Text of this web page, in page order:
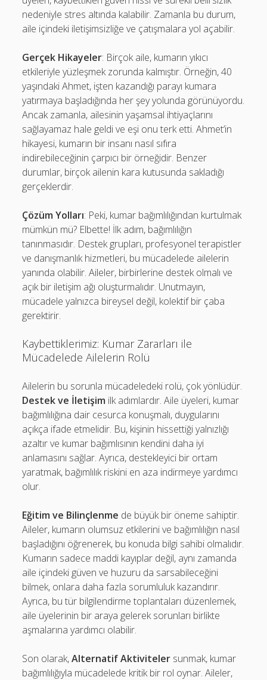
nedeniyle stres altında kalabilir. Zamanla bu durum,
aile içindeki iletişimsizliğe ve çatışmalara yol açabilir.
Gerçek Hikayeler: Birçok aile, kumarın yıkıcı
etkileriyle yüzleşmek zorunda kalmıştır. Örneğin, 40
yaşındaki Ahmet, işten kazandığı parayı kumara
yatırmaya başladığında her şey yolunda görünüyordu.
Ancak zamanla, ailesinin yaşamsal ihtiyaçlarını
sağlayamaz hale geldi ve eşi onu terk etti. Ahmet’in
hikayesi, kumarın bir insanı nasıl sıfıra
indirebileceğinin çarpıcı bir örneğidir. Benzer
durumlar, birçok ailenin kara kutusunda sakladığı
gerçeklerdir.
Çözüm Yolları: Peki, kumar bağımlılığından kurtulmak
mümkün mü? Elbette! İlk adım, bağımlılığın
tanınmasıdır. Destek grupları, profesyonel terapistler
ve danışmanlık hizmetleri, bu mücadelede ailelerin
yanında olabilir. Aileler, birbirlerine destek olmalı ve
açık bir iletişim ağı oluşturmalıdır. Unutmayın,
mücadele yalnızca bireysel değil, kolektif bir çaba
gerektirir.
Kaybettiklerimiz: Kumar Zararları ile
Mücadelede Ailelerin Rolü
Ailelerin bu sorunla mücadeledeki rolü, çok yönlüdür.
Destek ve İletişim ilk adımlardır. Aile üyeleri, kumar
bağımlılığına dair cesurca konuşmalı, duygularını
açıkça ifade etmelidir. Bu, kişinin hissettiği yalnızlığı
azaltır ve kumar bağımlısının kendini daha iyi
anlamasını sağlar. Ayrıca, destekleyici bir ortam
yaratmak, bağımlılık riskini en aza indirmeye yardımcı
olur.
Eğitim ve Bilinçlenme de büyük bir öneme sahiptir.
Aileler, kumarın olumsuz etkilerini ve bağımlılığın nasıl
başladığını öğrenerek, bu konuda bilgi sahibi olmalıdır.
Kumarın sadece maddi kayıplar değil, aynı zamanda
aile içindeki güven ve huzuru da sarsabileceğini
bilmek, onlara daha fazla sorumluluk kazandırır.
Ayrıca, bu tür bilgilendirme toplantaları düzenlemek,
aile üyelerinin bir araya gelerek sorunları birlikte
aşmalarına yardımcı olabilir.
Son olarak,Alternatif Aktiviteler sunmak, kumar
bağımlılığıyla mücadelede kritik bir rol oynar. Aileler,